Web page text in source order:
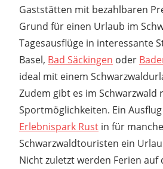
Gaststätten mit bezahlbaren
Grund für einen Urlaub im
Tagesausflüge in interessante
Basel, Bad Säckingen oder
ideal mit einem
Zudem gibt es im Schwarzwald
Sportmöglichkeiten. Ein
Erlebnispark Rust in für
Schwarzwaldtouristen ein
Nicht zuletzt werden Ferien auf